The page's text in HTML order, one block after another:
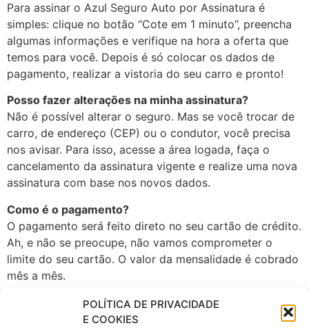
POLÍTICA DE PRIVACIDADE
E COOKIES
Para assinar o Azul Seguro Auto por Assinatura é
simples: clique no botão “Cote em 1 minuto”, preencha
algumas informações e verifique na hora a oferta que
temos para você. Depois é só colocar os dados de
pagamento, realizar a vistoria do seu carro e pronto!
Posso fazer alterações na minha assinatura?
Não é possível alterar o seguro. Mas se você trocar de
carro, de endereço (CEP) ou o condutor, você precisa
nos avisar. Para isso, acesse a área logada, faça o
cancelamento da assinatura vigente e realize uma nova
assinatura com base nos novos dados.
Como é o pagamento?
O pagamento será feito direto no seu cartão de crédito.
Ah, e não se preocupe, não vamos comprometer o
limite do seu cartão. O valor da mensalidade é cobrado
mês a mês.
Como cancelar a minha assinatura? Posso cancelar a
qualquer momento?